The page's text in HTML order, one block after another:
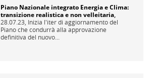
Piano Nazionale integrato Energia e Clima:
transizione realistica e non velleitaria,
28.07.23, Inizia l'iter di aggiornamento del
Piano che condurrà alla approvazione
definitiva del nuovo...